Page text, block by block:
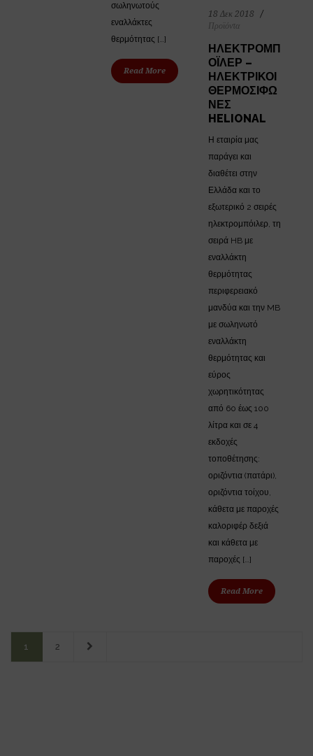
σωληνωτούς
εναλλάκτες
θερμότητας […]
Read More
18 Δεκ 2018
Προϊόντα
ΗΛΕΚΤΡΟΜΠ
ΌΙΛΕΡ –
ΗΛΕΚΤΡΙΚΟΊ
ΘΕΡΜΟΣΊΦΩ
ΝΕΣ
HELIONAL
Η εταιρία μας
παράγει και
διαθέτει στην
Ελλάδα και το
εξωτερικό 2 σειρές
ηλεκτρομπόιλερ, τη
σειρά HB με
εναλλάκτη
θερμότητας
περιφερειακό
μανδύα και την MB
με σωληνωτό
εναλλάκτη
θερμότητας και
εύρος
χωρητικότητας
από 60 έως 100
λίτρα και σε 4
εκδοχές
τοποθέτησης:
οριζόντια (πατάρι),
οριζόντια τοίχου,
κάθετα με παροχές
καλοριφέρ δεξιά
και κάθετα με
παροχές […]
Read More
1 2